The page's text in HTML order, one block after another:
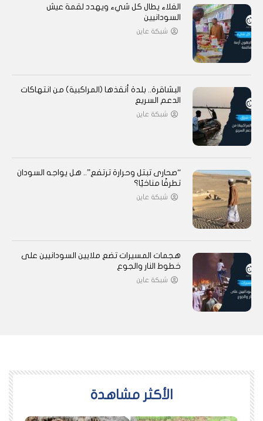
الغلاء يطال كل شيء ويهدد لقمة عيش
السودانيين
شبكة عاين
البشاقرة.. بلدة أنقذها (المراكبية) من انتهاكات
الدعم السريع
شبكة عاين
“صحارى تبتل وحرارة ترتفع”.. هل يواجه السودان
تطرفًا مناخيًا؟
شبكة عاين
هجمات المسيرات تضع ملايين السودانيين على
خطوط النار والجوع
شبكة عاين
اﻷكثر مشاهدة